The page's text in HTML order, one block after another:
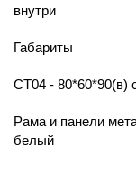
внутри
Габариты
СТ04 - 80*60*90(в)
Рама и панели
белый